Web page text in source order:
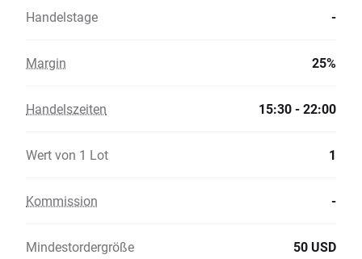
Handelstage -
Margin 25%
Handelszeiten 15:30 - 22:00
Wert von 1 Lot 1
Kommission -
Mindestordergröße 50 USD